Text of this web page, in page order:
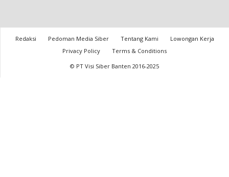
Redaksi Pedoman Media Siber Tentang Kami
Lowongan Kerja
Privacy Policy
Terms & Conditions
© PT Visi Siber Banten 2016-2025